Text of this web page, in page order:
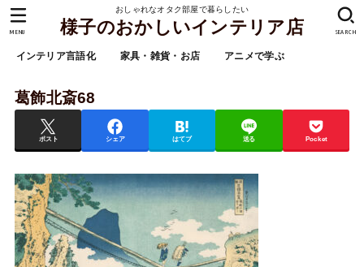
おしゃれなオタク部屋で暮らしたい
様子のおかしいインテリア店
インテリア言語化 家具・雑貨・お店 アニメで学ぶ
SEARCH
MENU
葛飾北斎68
ポスト シェア はてブ 送る Pocket